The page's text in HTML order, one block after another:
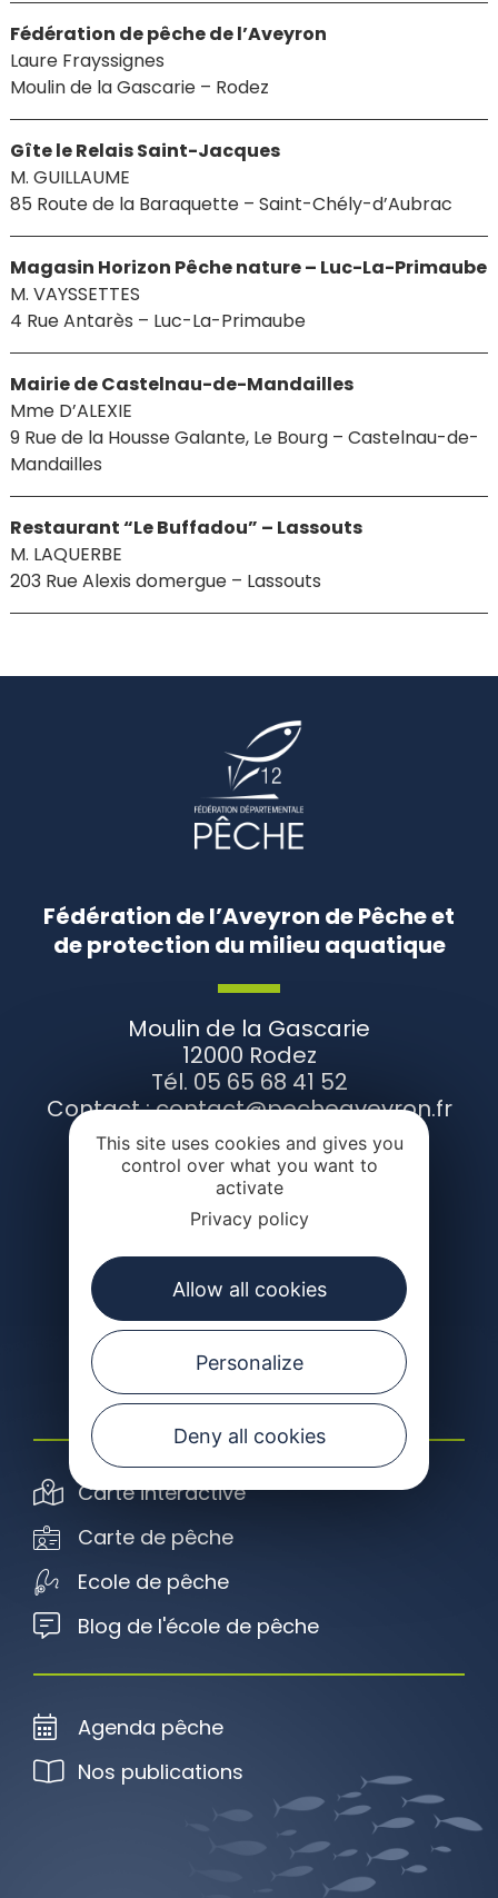
Fédération de pêche de l’Aveyron
Laure Frayssignes
Moulin de la Gascarie – Rodez
Gîte le Relais Saint-Jacques
M. GUILLAUME
85 Route de la Baraquette – Saint-Chély-d’Aubrac
Magasin Horizon Pêche nature – Luc-La-Primaube
M. VAYSSETTES
4 Rue Antarès – Luc-La-Primaube
Mairie de Castelnau-de-Mandailles
Mme D’ALEXIE
9 Rue de la Housse Galante, Le Bourg – Castelnau-de-
Mandailles
Restaurant “Le Buffadou” – Lassouts
M. LAQUERBE
203 Rue Alexis domergue – Lassouts
Fédération de l’Aveyron de Pêche et
de protection du milieu aquatique
Moulin de la Gascarie
12000 Rodez
Tél. 05 65 68 41 52
Contact : contact@pecheaveyron.fr
CONTACTEZ-NOUS
Suivez-nous
Carte interactive
Carte de pêche
Ecole de pêche
Blog de l'école de pêche
Agenda pêche
Nos publications
This site uses cookies and gives you
control over what you want to
activate
Privacy policy
Allow all cookies
Personalize
Deny all cookies